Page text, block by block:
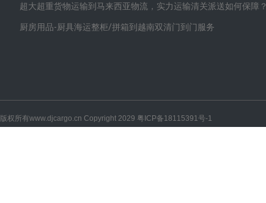
超大超重货物运输到马来西亚物流，实力运输清关派送如何保障？
厨房用品-厨具海运整柜/拼箱到越南双清门到门服务
版权所有www.djcargo.cn Copyright 2029 粤ICP备18115391号-1